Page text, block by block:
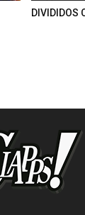
DIVIDIDOS